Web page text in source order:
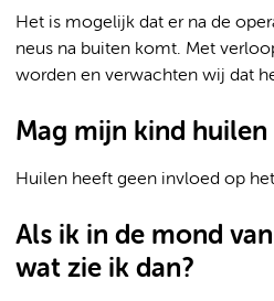
Het is mogelijk dat er na de
neus na buiten komt. Met
worden en verwachten wij dat
Mag mijn kind huilen
Huilen heeft geen invloed op
Als ik in de mond
wat zie ik dan?